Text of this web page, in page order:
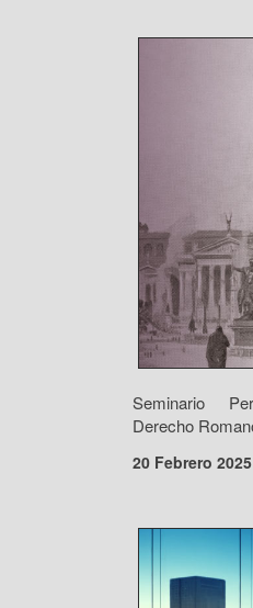
Seminario
Derecho
20 Febrero 2025